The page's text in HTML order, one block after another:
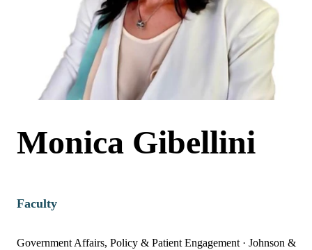
Monica Gibellini
Faculty
Government Affairs, Policy & Patient Engagement · Johnson &